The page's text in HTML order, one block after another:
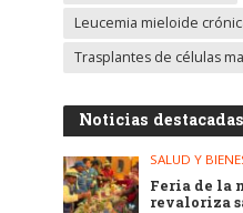
Leucemia mieloide
Trasplantes de células
Noticias destacadas
SALUD Y
Feria de la
revaloriza